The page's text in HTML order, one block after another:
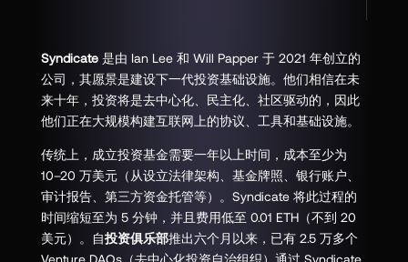
Syndicate是由 Ian Lee 和 Will Papper 于 2021 年创立的
公司，其愿景是建设下一代投资基础设施。他们相信在未
来十年，投资将是去中心化、民主化、社区驱动的，因此
他们正在大规模构建互联网上的协议、工具和基础设施。
传统上，成立投资基金需要一年以上时间，成本至少为
10–20 万美元（从设立法律架构、基金牌照、银行账户、
审计报告、第三方资金托管等）。Syndicate 将此过程的
时间缩短至为 5 分钟，并且费用低至 0.01 ETH（不到 20
美元）。自投资俱乐部推出六个月以来，已有 2.5 万多个
Venture DAOs（去中心化投资自治组织）通过 Syndicate